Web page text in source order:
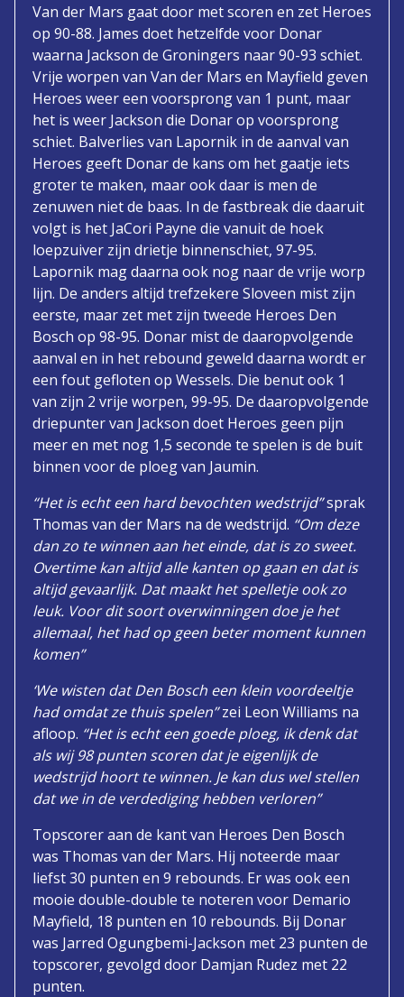
Van der Mars gaat door met scoren en zet Heroes
op 90-88. James doet hetzelfde voor Donar
waarna Jackson de Groningers naar 90-93 schiet.
Vrije worpen van Van der Mars en Mayfield geven
Heroes weer een voorsprong van 1 punt, maar
het is weer Jackson die Donar op voorsprong
schiet. Balverlies van Lapornik in de aanval van
Heroes geeft Donar de kans om het gaatje iets
groter te maken, maar ook daar is men de
zenuwen niet de baas. In de fastbreak die daaruit
volgt is het JaCori Payne die vanuit de hoek
loepzuiver zijn drietje binnenschiet, 97-95.
Lapornik mag daarna ook nog naar de vrije worp
lijn. De anders altijd trefzekere Sloveen mist zijn
eerste, maar zet met zijn tweede Heroes Den
Bosch op 98-95. Donar mist de daaropvolgende
aanval en in het rebound geweld daarna wordt er
een fout gefloten op Wessels. Die benut ook 1
van zijn 2 vrije worpen, 99-95. De daaropvolgende
driepunter van Jackson doet Heroes geen pijn
meer en met nog 1,5 seconde te spelen is de buit
binnen voor de ploeg van Jaumin.
“Het is echt een hard bevochten wedstrijd”sprak
Thomas van der Mars na de wedstrijd. “Om deze
dan zo te winnen aan het einde, dat is zo sweet.
Overtime kan altijd alle kanten op gaan en dat is
altijd gevaarlijk. Dat maakt het spelletje ook zo
leuk. Voor dit soort overwinningen doe je het
allemaal, het had op geen beter moment kunnen
komen”
‘We wisten dat Den Bosch een klein voordeeltje
had omdat ze thuis spelen”zei Leon Williams na
afloop. “Het is echt een goede ploeg, ik denk dat
als wij 98 punten scoren dat je eigenlijk de
wedstrijd hoort te winnen. Je kan dus wel stellen
dat we in de verdediging hebben verloren”
Topscorer aan de kant van Heroes Den Bosch
was Thomas van der Mars. Hij noteerde maar
liefst 30 punten en 9 rebounds. Er was ook een
mooie double-double te noteren voor Demario
Mayfield, 18 punten en 10 rebounds. Bij Donar
was Jarred Ogungbemi-Jackson met 23 punten de
topscorer, gevolgd door Damjan Rudez met 22
punten.